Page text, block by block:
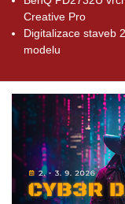
Creative Pro
Digitalizace staveb
modelu